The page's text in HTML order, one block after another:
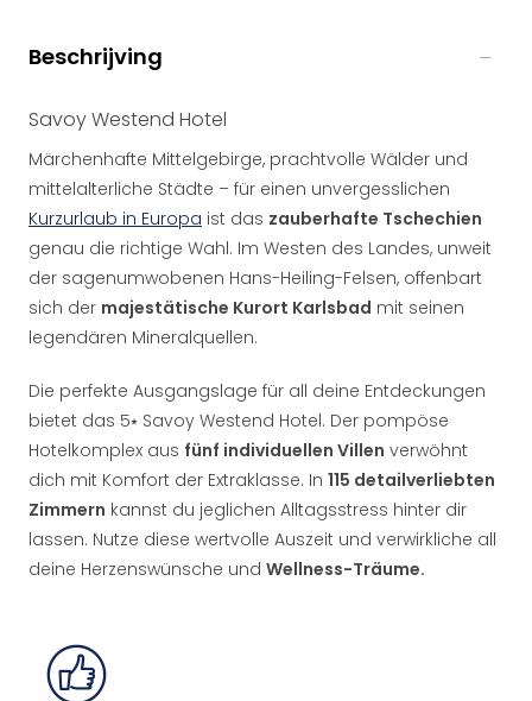
Beschrijving
Savoy Westend Hotel
Märchenhafte Mittelgebirge, prachtvolle Wälder und
mittelalterliche Städte – für einen unvergesslichen
Kurzurlaub in Europa ist das zauberhafte Tschechien
genau die richtige Wahl. Im Westen des Landes, unweit
der sagenumwobenen Hans-Heiling-Felsen, offenbart
sich der majestätische Kurort Karlsbad mit seinen
legendären Mineralquellen.
Die perfekte Ausgangslage für all deine Entdeckungen
bietet das 5⭑ Savoy Westend Hotel. Der pompöse
Hotelkomplex aus fünf individuellen Villen verwöhnt
dich mit Komfort der Extraklasse. In 115 detailverliebten
Zimmern kannst du jeglichen Alltagsstress hinter dir
lassen. Nutze diese wertvolle Auszeit und verwirkliche all
deine Herzenswünsche und Wellness-Träume.